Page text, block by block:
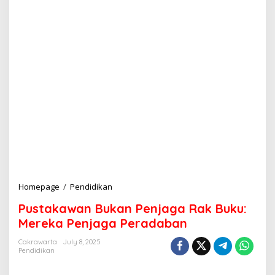
Homepage / Pendidikan
s
t
a
Pustakawan Bukan Penjaga Rak Buku:
Mereka Penjaga Peradaban
Cakrawarta
July 8, 2025
Pendidikan